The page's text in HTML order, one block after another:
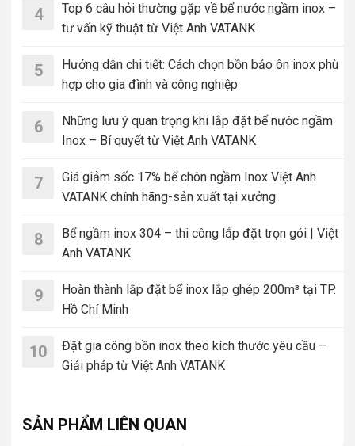
4
Top 6 câu hỏi thường gặp về bể nước ngầm inox –
tư vấn kỹ thuật từ Việt Anh VATANK
5
Hướng dẫn chi tiết: Cách chọn bồn bảo ôn inox phù
hợp cho gia đình và công nghiệp
6
Những lưu ý quan trọng khi lắp đặt bể nước ngầm
Inox – Bí quyết từ Việt Anh VATANK
7
Giá giảm sốc 17% bể chôn ngầm Inox Việt Anh
VATANK chính hãng-sản xuất tại xưởng
8
Bể ngầm inox 304 – thi công lắp đặt trọn gói | Việt
Anh VATANK
9
Hoàn thành lắp đặt bể inox lắp ghép 200m³ tại TP.
Hồ Chí Minh
10
Đặt gia công bồn inox theo kích thước yêu cầu –
Giải pháp từ Việt Anh VATANK
SẢN PHẨM LIÊN QUAN